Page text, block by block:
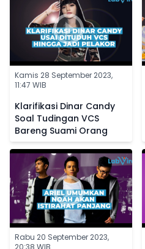
Kamis 28 September 2023,
11:47 WIB
Klarifikasi Dinar Candy
Soal Tudingan VCS
Bareng Suami Orang
Rabu 20 September 2023,
20:38 WIB